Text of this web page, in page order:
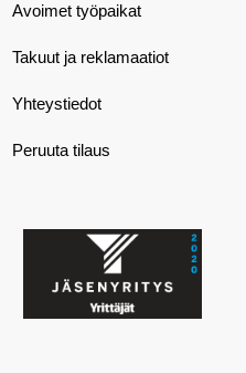
Avoimet työpaikat
Takuut ja reklamaatiot
Yhteystiedot
Peruuta tilaus